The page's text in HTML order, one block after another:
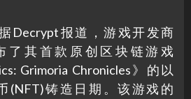
Decrypt报道，游戏开发商
了其首款原创区块链游戏
Grimoria Chronicles》的以
(NFT)铸造日期。该游戏的